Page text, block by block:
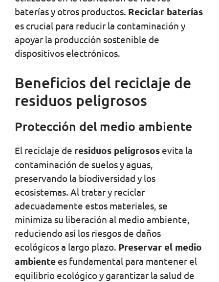
baterías y otros productos. Reciclar baterías
es crucial para reducir la contaminación y
apoyar la producción sostenible de
dispositivos electrónicos.
Beneficios del reciclaje de
residuos peligrosos
Protección del medio ambiente
El reciclaje de residuos peligrosos evita la
contaminación de suelos y aguas,
preservando la biodiversidad y los
ecosistemas. Al tratar y reciclar
adecuadamente estos materiales, se
minimiza su liberación al medio ambiente,
reduciendo así los riesgos de daños
ecológicos a largo plazo. Preservar el medio
ambiente es fundamental para mantener el
equilibrio ecológico y garantizar la salud de